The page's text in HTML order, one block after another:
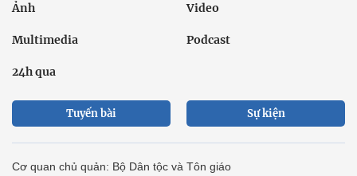
Ảnh Video
Multimedia Podcast
24h qua
Tuyến bài Sự kiện
Cơ quan chủ quản: Bộ Dân tộc và Tôn giáo